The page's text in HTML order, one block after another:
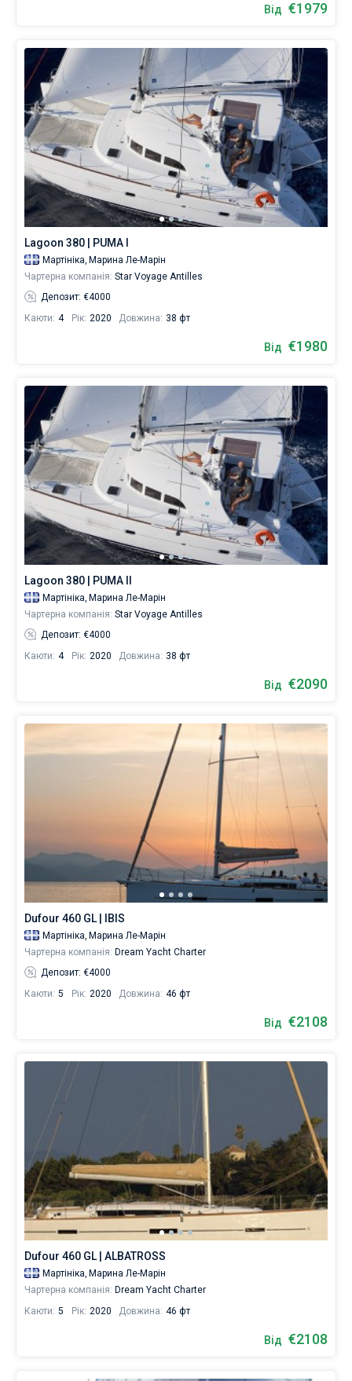
Від €1979
Lagoon 380 | PUMA I
Мартініка, Марина Ле-Марін
Чартерна компанія: Star Voyage Antilles
Депозит: €4000
Каюти: 4 Рік: 2020 Довжина: 38 фт
Від €1980
Lagoon 380 | PUMA II
Мартініка, Марина Ле-Марін
Чартерна компанія: Star Voyage Antilles
Депозит: €4000
Каюти: 4 Рік: 2020 Довжина: 38 фт
Від €2090
Dufour 460 GL | IBIS
Мартініка, Марина Ле-Марін
Чартерна компанія: Dream Yacht Charter
Депозит: €4000
Каюти: 5 Рік: 2020 Довжина: 46 фт
Від €2108
Dufour 460 GL | ALBATROSS
Мартініка, Марина Ле-Марін
Чартерна компанія: Dream Yacht Charter
Каюти: 5 Рік: 2020 Довжина: 46 фт
Від €2108